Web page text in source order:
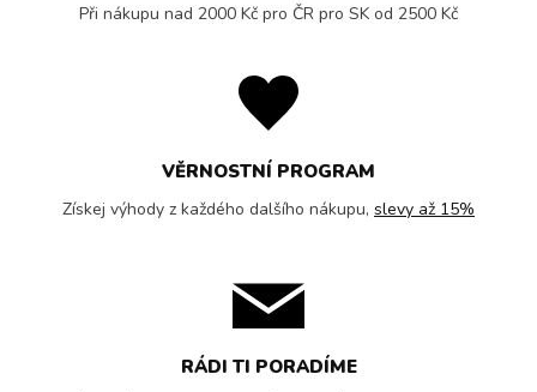
Při nákupu nad 2000 Kč pro ČR pro SK od 2500 Kč
VĚRNOSTNÍ PROGRAM
Získej výhody z každého dalšího nákupu, slevy až 15%
RÁDI TI PORADÍME